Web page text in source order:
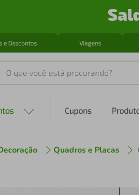
e Descontos Viagens
que você está procurando?
Cupons
Quadros e Placas
cafeteira